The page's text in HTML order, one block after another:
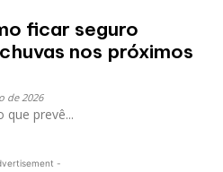
ficar seguro
nos próximos
de 2026
prevê...
-